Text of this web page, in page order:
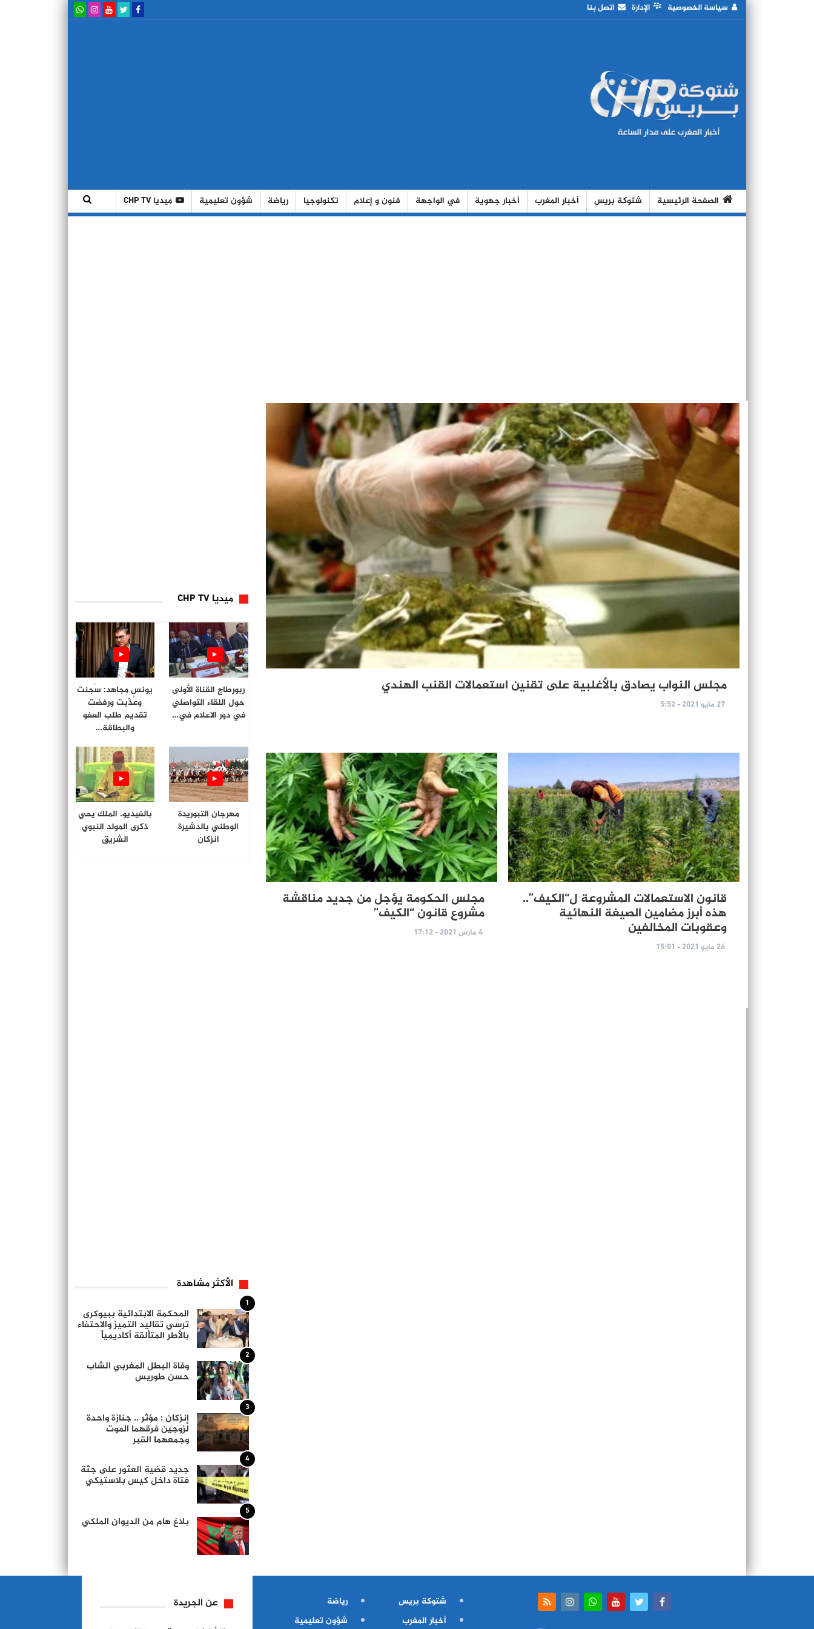
سياسة الخصوصية الإدارة اتصل بنا
الصفحة الرئيسية شتوكة بريس أخبار المغرب أخبار جهوية في الواجهة فنون و إعلام تكنولوجيا رياضة شؤون تعليمية ميديا CHP TV
مجلس النواب يصادق بالأغلبية على تقنين استعمالات القنب الهندي
27 مايو 2021 - 5:52
قانون الاستعمالات المشروعة ل“الكيف”..
هذه أبرز مضامين الصيغة النهائية
وعقوبات المخالفين
26 مايو 2021 - 15:01
مجلس الحكومة يؤجل من جديد مناقشة
مشروع قانون “الكيف”
4 مارس 2021 - 17:12
ميديا CHP TV
ربورطاج القناة الأولى
حول اللقاء التواصلي
في دور الاعلام في…
يونس مجاهد: سُجنت
وعُذّبت ورفضت
تقديم طلب العفو
والبطاقة…
مهرجان التبوريدة
الوطني بالدشيرة
انزكان
بالفيديو. الملك يحي
ذكرى المولد النبوي
الشريق
الأكثر مشاهدة
1
المحكمة الابتدائية ببيوكرى
ترسي تقاليد التميز والاحتفاء
بالأطر المتألقة أكاديمياً
2
وفاة البطل المغربي الشاب
حسن طوريس
3
إنزكان : مؤثر .. جنازة واحدة
لزوجين فرقهما الموت
وجمعهما القبر
4
جديد قضية العثور على جثة
فتاة داخل كيس بلاستيكي
5
بلاغ هام من الديوان الملكي
شتوكة بريس
أخبار المغرب
رياضة
شؤون تعليمية
عن الجريدة